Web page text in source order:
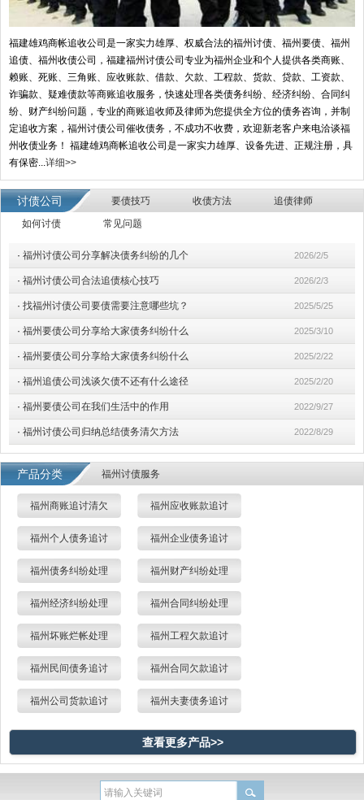
福建雄鸡商帐追收公司是一家实力雄厚、权威合法的福州讨债、福州要债、福州
追债、福州收债公司，福建福州讨债公司专业为福州企业和个人提供各类商账、
赖账、死账、三角账、应收账款、借款、欠款、工程款、货款、贷款、工资款、
诈骗款、疑难债款等商账追收服务，快速处理各类债务纠纷、经济纠纷、合同纠
纷、财产纠纷问题，专业的商账追收师及律师为您提供全方位的债务咨询，并制
定追收方案，福州讨债公司催收债务，不成功不收费，欢迎新老客户来电洽谈福
州收债业务！ 福建雄鸡商帐追收公司是一家实力雄厚、设备先进、正规注册，具
有保密...详细>>
讨债公司 要债技巧 收债方法
追债律师
如何讨债
常见问题
· 福州讨债公司分享解决债务纠纷的几个 2026/2/5
· 福州讨债公司合法追债核心技巧 2026/2/3
· 找福州讨债公司要债需要注意哪些坑？ 2025/5/25
· 福州要债公司分享给大家债务纠纷什么 2025/3/10
· 福州要债公司分享给大家债务纠纷什么 2025/2/22
· 福州追债公司浅谈欠债不还有什么途径 2025/2/20
· 福州要债公司在我们生活中的作用 2022/9/27
· 福州讨债公司归纳总结债务清欠方法 2022/8/29
产品分类 福州讨债服务
福州商账追讨清欠 福州应收账款追讨
福州个人债务追讨 福州企业债务追讨
福州债务纠纷处理 福州财产纠纷处理
福州经济纠纷处理 福州合同纠纷处理
福州坏账烂帐处理 福州工程欠款追讨
福州民间债务追讨 福州合同欠款追讨
福州公司货款追讨 福州夫妻债务追讨
查看更多产品>>